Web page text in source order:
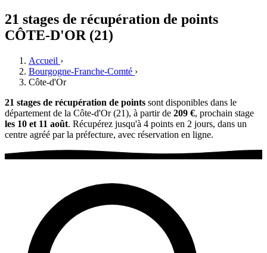
21 stages de récupération de points
CÔTE-D'OR (21)
Accueil ›
Bourgogne-Franche-Comté ›
Côte-d'Or
21 stages de récupération de points sont disponibles dans le
département de la Côte-d'Or (21), à partir de 209 €, prochain stage
les 10 et 11 août. Récupérez jusqu'à 4 points en 2 jours, dans un
centre agréé par la préfecture, avec réservation en ligne.